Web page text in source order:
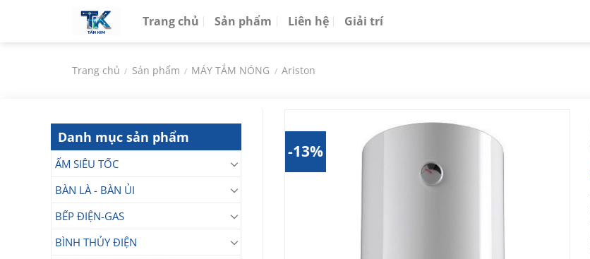
Trang chủ Sản phẩm Liên hệ Giải trí
Trang chủ / Sản phẩm / MÁY TẮM NÓNG / Ariston
Danh mục sản phẩm
ẤM SIÊU TỐC
BÀN LÀ - BÀN ỦI
BẾP ĐIỆN-GAS
BÌNH THỦY ĐIỆN
-13%